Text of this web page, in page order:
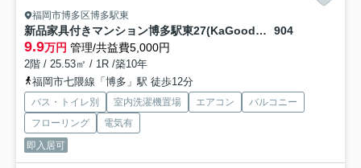
福岡市博多区博多駅東
新品家具付きマンション博多駅東27(KaGood福岡) 904
9.9万円 管理/共益費5,000円
2階 / 25.53㎡ / 1R /築10年
福岡市七隈線「博多」駅 徒歩12分
バス・トイレ別 室内洗濯機置場 エアコン
バルコニー
フローリング
電気有
即入居可